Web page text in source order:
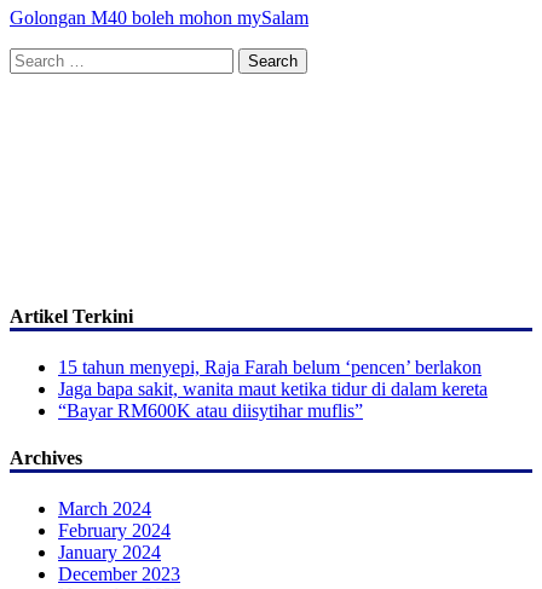
Golongan M40 boleh mohon mySalam
Search
for:
Artikel Terkini
15 tahun menyepi, Raja Farah belum ‘pencen’ berlakon
Jaga bapa sakit, wanita maut ketika tidur di dalam kereta
“Bayar RM600K atau diisytihar muflis”
Archives
March 2024
February 2024
January 2024
December 2023